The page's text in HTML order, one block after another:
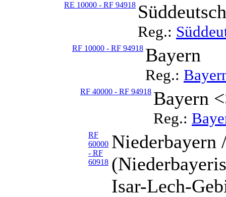
RE 10000 - RF 94918
Reg.:
RF 10000 - RF 94918 Bayern
Reg.:
RF 40000 - RF 94918 Bayern
Reg.:
RF
60000
- RF
60918
Niederbayern
Isar-Lech-